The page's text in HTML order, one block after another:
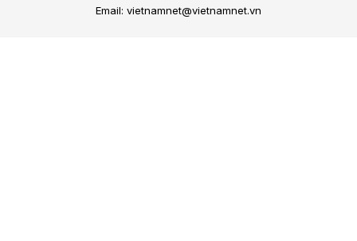
Email: vietnamnet@vietnamnet.vn